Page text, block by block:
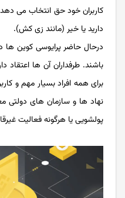
کاربران خود حق انتخاب می
دارید یا خیر (مانند زی کش).
درحال حاضر پرایوسی کوین ها
باشند. طرفداران آن ها
برای همه افراد بسیار مهم و
نهاد ها و سازمان های دولتی
پولشویی یا هرگونه فعالیت